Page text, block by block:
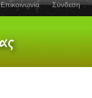
Επικοινωνία Σύνδεση